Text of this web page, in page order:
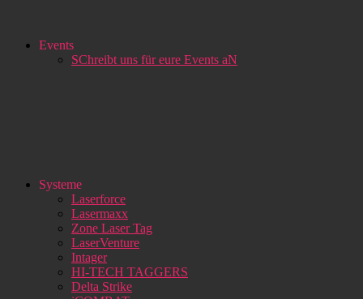
Events
SChreibt uns für eure Events aN
Systeme
Laserforce
Lasermaxx
Zone Laser Tag
LaserVenture
Intager
HI-TECH TAGGERS
Delta Strike